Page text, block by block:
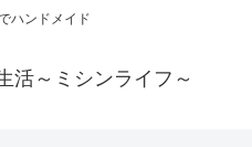
ハンドメイド
活～ミシンライフ～